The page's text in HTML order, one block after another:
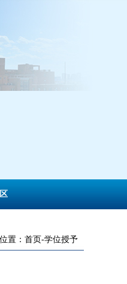
置： 首页-学位授予